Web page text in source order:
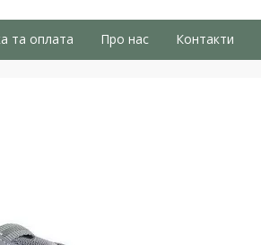
та оплата Про нас Контакти